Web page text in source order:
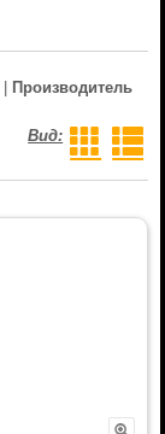
Производитель
Вид: